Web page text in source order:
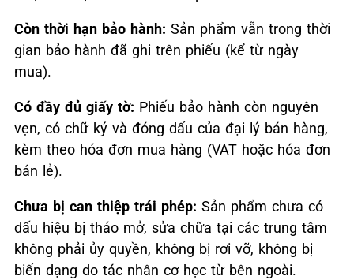
Còn thời hạn bảo hành: Sản phẩm vẫn trong thời
gian bảo hành đã ghi trên phiếu (kể từ ngày
mua).
Có đầy đủ giấy tờ: Phiếu bảo hành còn nguyên
vẹn, có chữ ký và đóng dấu của đại lý bán hàng,
kèm theo hóa đơn mua hàng (VAT hoặc hóa đơn
bán lẻ).
Chưa bị can thiệp trái phép: Sản phẩm chưa có
dấu hiệu bị tháo mở, sửa chữa tại các trung tâm
không phải ủy quyền, không bị rơi vỡ, không bị
biến dạng do tác nhân cơ học từ bên ngoài.